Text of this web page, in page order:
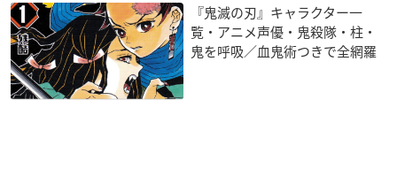
『鬼滅の刃』キャラクター一
覧・アニメ声優・鬼殺隊・柱・
鬼を呼吸／血鬼術つきで全網羅